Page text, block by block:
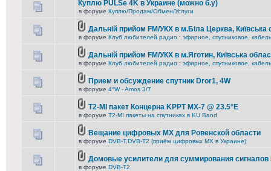
Куплю PULSe 4K в Украине (можно б.у)
в форуме Куплю/Продам/Обмен/Услуги
Дальній прийом FM/УКХ в м.Біла Церква, Київська
в форуме Клуб любителей радио : эфирное, спутниковое,
Дальній прийом FM/УКХ в м.Яготин, Київська
в форуме Клуб любителей радио : эфирное, спутниковое,
Прием и обсуждение спутник Dror1, 4W
в форуме 4°W - Amos 3/7
T2-MI пакет Концерна KРРТ МХ-7 @ 23.5°E
в форуме T2-MI пакеты на спутниках в KU Band
Вещание цифровых MX для Ровенской области
в форуме DVB-T,DVB-T2 (приём цифровых МХ в Украине)
Домовые усилители для суммирования
в форуме DVB-T2